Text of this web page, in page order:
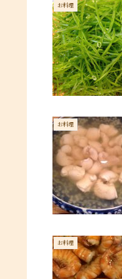
お料理
お料理
お料理